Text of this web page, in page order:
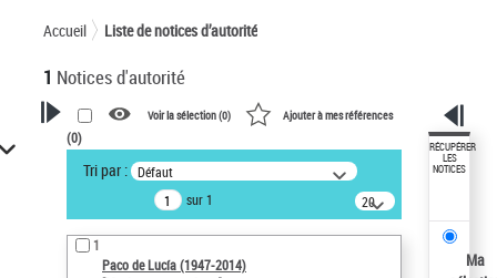
Accueil Liste de notices d’autorité
1 Notices d'autorité
VOTRE RECHERCHE
Recherche avancée dans les
notices d’autorité
Œuvres liées à l'auteur :
Paco de Lucía (1947-2014)
Voir la sélection (0) Ajouter à mes références
(0)
Tri par : Défaut
sur 1
20
résultats/page
1
Paco de Lucía (1947-2014)
RÉCUPÉRER
LES
NOTICES
Ma